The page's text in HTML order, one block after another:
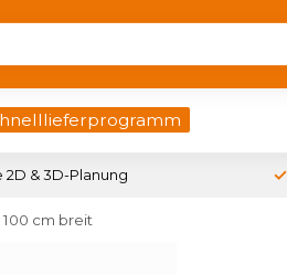
2D & 3D-Planung
cm breit